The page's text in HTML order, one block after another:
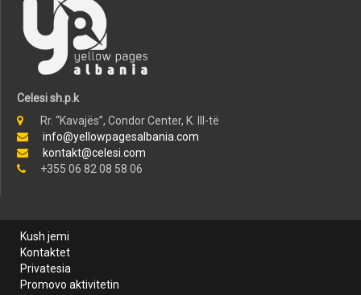
Celesi sh.p.k
Rr. “Kavajës”, Condor Center, K. III-të
info@yellowpagesalbania.com
kontakt@celesi.com
+355 06 82 08 58 06
Kush jemi
Kontaktet
Privatesia
Promovo aktivitetin